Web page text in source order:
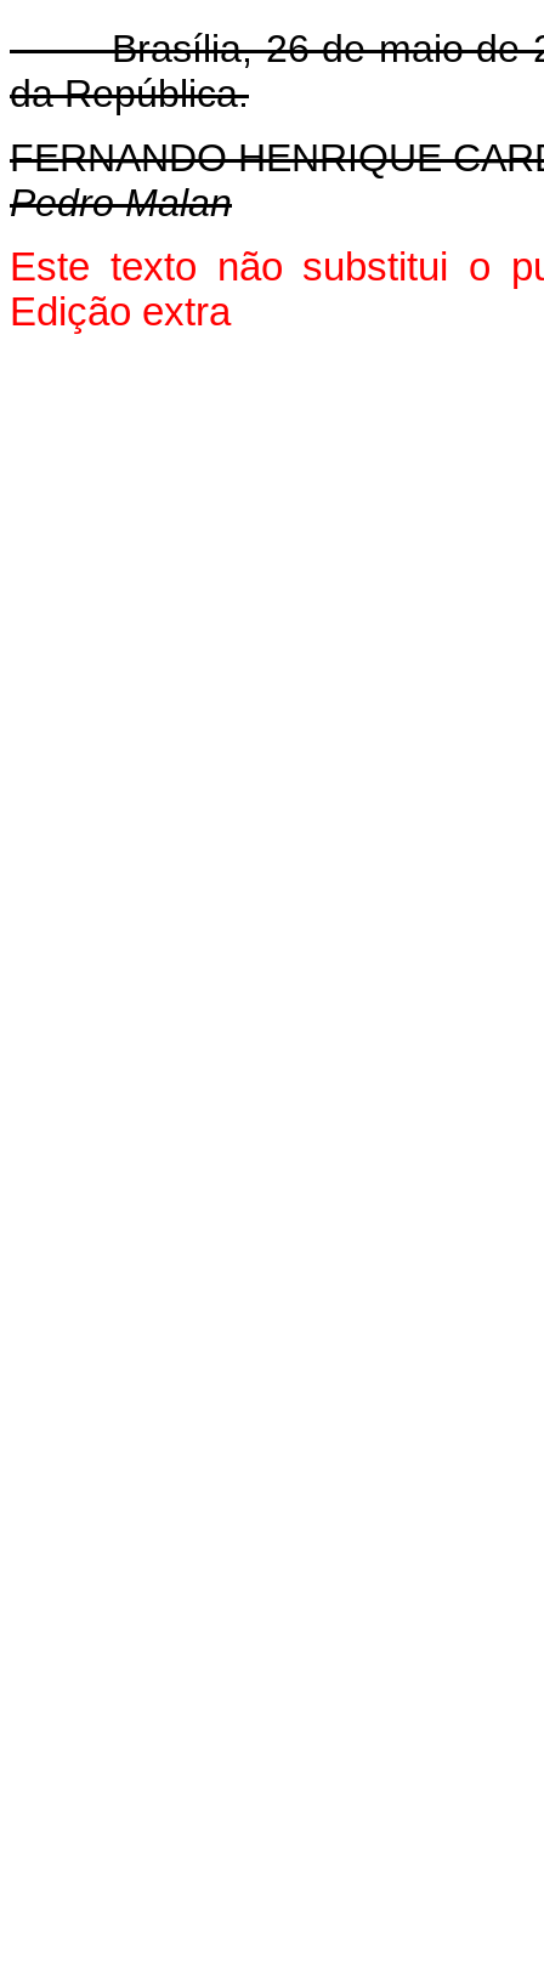
Brasília, 26 de maio de
da República.
FERNANDO HENRIQUE
Pedro Malan
Este texto não substitui o
Edição extra